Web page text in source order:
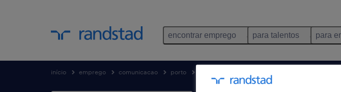
encontrar emprego para talentos para
início emprego comunicacao porto